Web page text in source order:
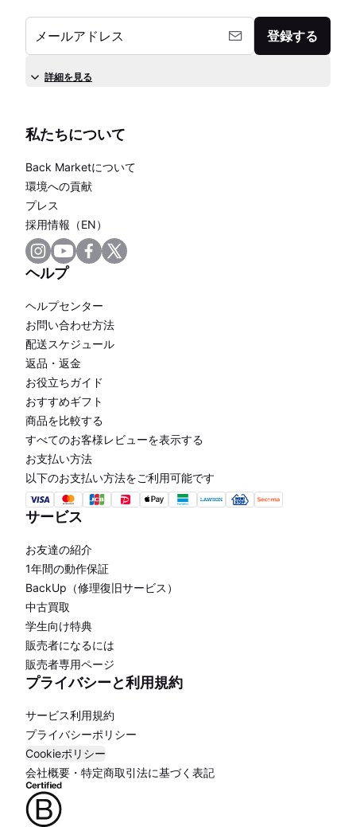
メールアドレス 登録する
詳細を見る
私たちについて
Back Marketについて
環境への貢献
プレス
採用情報（EN）
ヘルプ
ヘルプセンター
お問い合わせ方法
配送スケジュール
返品・返金
お役立ちガイド
おすすめギフト
商品を比較する
すべてのお客様レビューを表示する
お支払い方法
以下のお支払い方法をご利用可能です
サービス
お友達の紹介
1年間の動作保証
BackUp（修理復旧サービス）
中古買取
学生向け特典
販売者になるには
販売者専用ページ
プライバシーと利用規約
サービス利用規約
プライバシーポリシー
Cookieポリシー
会社概要・特定商取引法に基づく表記